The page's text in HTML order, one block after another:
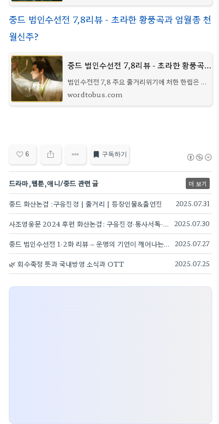
중드 범인수선전 7,8리뷰 - 초라한 황풍곡과 엄월종 천
월신주?
중드 범인수선전 7,8리뷰 - 초라한 황풍곡과 엄월종 천월신주?
범인수전전 7,8 주요 줄거리위기에 처한 한립은 남
궁완의 등장으로 목숨을 건졌다. 그는 하루빨리 황
wordtobus.com
6 구독하기
드라마,웹툰,애니/중드 관련 글 더 보기
중드 화산논검 :구음진경 | 줄거리 | 등장인물&출연진 2025.07.31
사조영웅문 2024 후편 화산논검: 구음진경·동사서독·남제북개·오절쟁봉 방영소식 2025.07.30
중드 범인수선전 1·2화 리뷰 – 운명의 기연이 깨어나는 시작 2025.07.27
🌿 회수죽정 뜻과 국내방영 소식과 OTT 2025.07.25